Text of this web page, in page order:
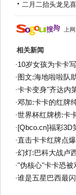
二月二抬头龙见喜
上
相关新闻
·10岁女孩为卡卡
· 图文:海地啦啦队
·卡卡变身"齐达内
·邓加:卡卡的红牌
·世界杯红牌榜:卡
·[Qbco.cn]福彩3D
·直击卡卡红牌点
·幻灯:巴科大战卢
·"伪核心"卡卡恐
·谁是五星巴西最